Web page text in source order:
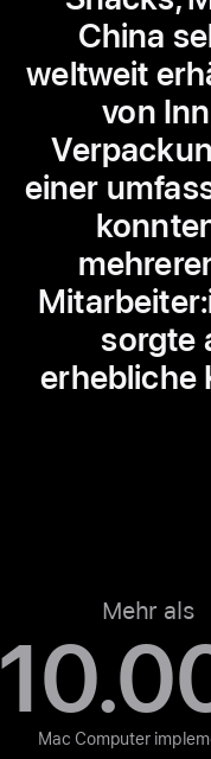
China
weltweit
von
einer
sorgte
erhebliche
Mehr als
Mac Computer